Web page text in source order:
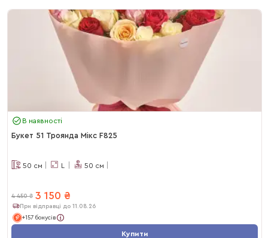
В наявності
Букет 51 Троянда Мікс F825
50 см L 50 см
4 450 ₴ 3 150 ₴
При відправці до 11.08.26
+157 бонусів
Купити